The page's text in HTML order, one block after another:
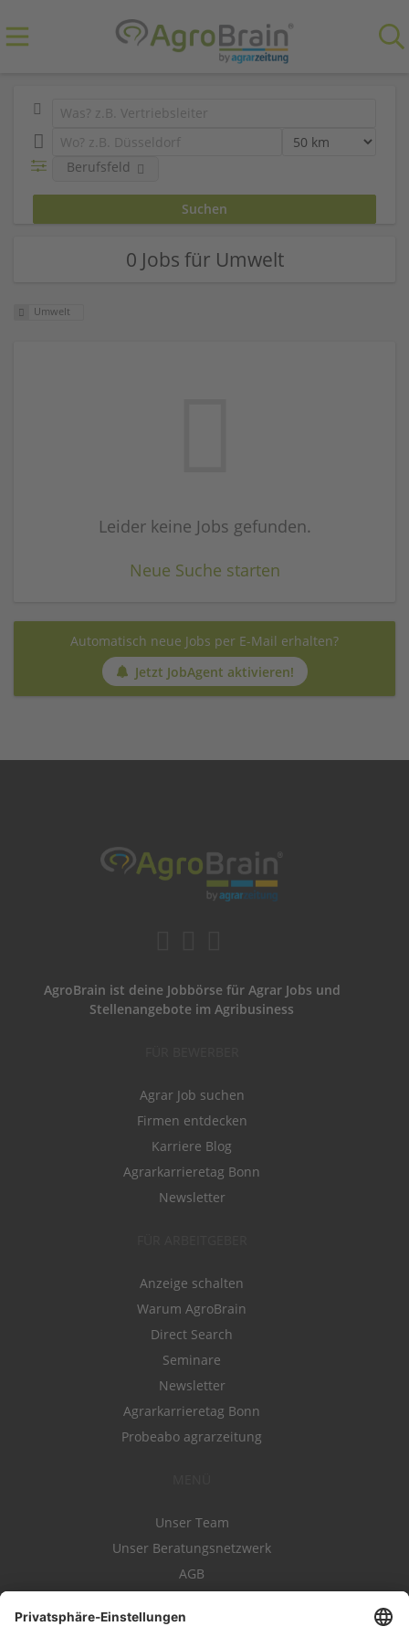
Berufsfeld
0 Jobs für Umwelt
Umwelt
Leider keine Jobs gefunden.
Neue Suche starten
Automatisch neue Jobs per E-Mail erhalten?
Jetzt JobAgent aktivieren!
AgroBrain ist deine Jobbörse für Agrar Jobs und
Stellenangebote im Agribusiness
Agrar Job suchen
Firmen entdecken
Karriere Blog
Agrarkarrieretag Bonn
Newsletter
Anzeige schalten
Warum AgroBrain
Direct Search
Seminare
Newsletter
Agrarkarrieretag Bonn
Probeabo agrarzeitung
Unser Team
Unser Beratungsnetzwerk
AGB
Datenschutz